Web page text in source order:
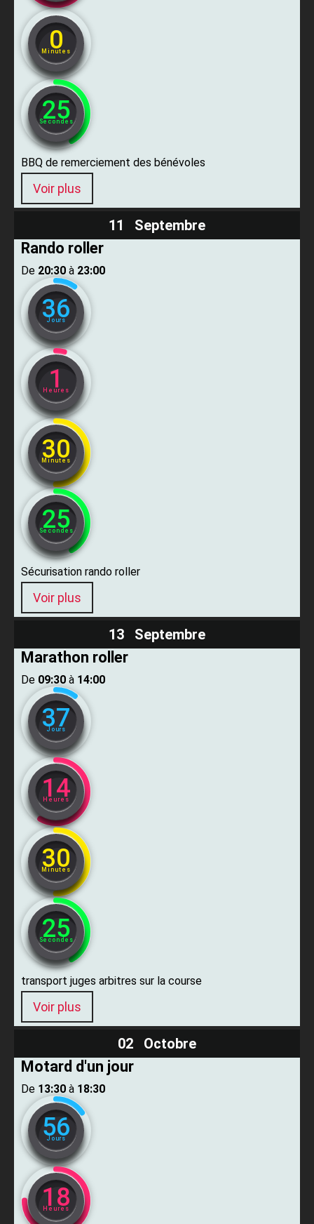
0
Minutes
24
Secondes
BBQ de remerciement des bénévoles
Voir plus
11 Septembre
Rando roller
De ​ 20:30 ​ à ​ 23:00
36
Jours
1
Heures
30
Minutes
24
Secondes
Sécurisation rando roller
Voir plus
13 Septembre
Marathon roller
De ​ 09:30 ​ à ​ 14:00
37
Jours
14
Heures
30
Minutes
24
Secondes
transport juges arbitres sur la course
Voir plus
02 Octobre
Motard d'un jour
De ​ 13:30 ​ à ​ 18:30
56
Jours
18
Heures